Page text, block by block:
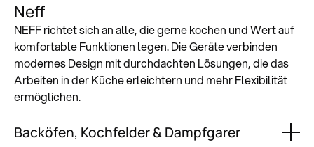
Neff
NEFF richtet sich an alle, die gerne kochen und Wert auf
komfortable Funktionen legen. Die Geräte verbinden
modernes Design mit durchdachten Lösungen, die das
Arbeiten in der Küche erleichtern und mehr Flexibilität
ermöglichen.
Backöfen, Kochfelder & Dampfgarer